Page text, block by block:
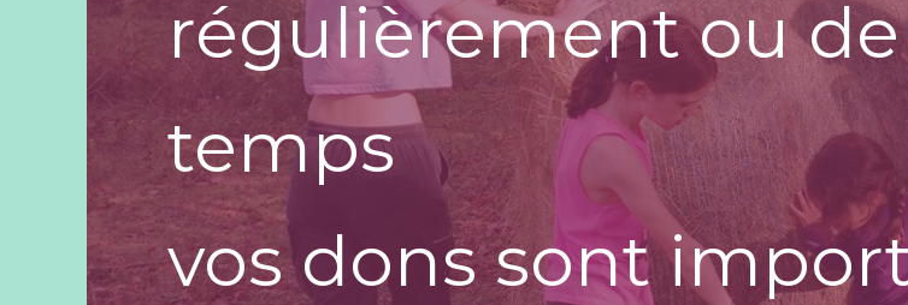
régulièrement ou
temps
vos dons sont